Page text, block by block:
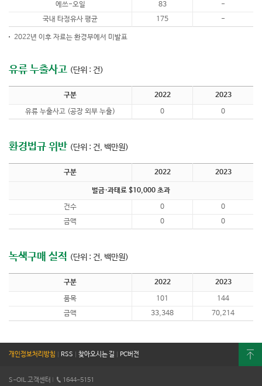
에쓰-오일
83
-
국내 타정유사 평균
175 -
2022년 이후 자료는 환경부에서 미발표
유류 누출사고 (단위 : 건)
구분 2022
2023
유류 누출사고 (공장 외부 누출)
0 0
환경법규 위반 (단위 : 건, 백만원)
구분 2022 2023
벌금·과태료 $10,000 초과
건수
0
0
금액
0 0
녹색구매 실적 (단위 : 건, 백만원)
구분 2022
2023
품목
101
144
금액
33,348 70,214
개인정보처리방침 RSS 찾아오시는 길 PC버전
S-OIL 고객센터 1644-5151